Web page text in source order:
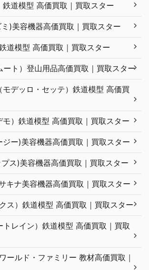
鉄道模型 高価買取｜買取スター
)美容機器高価買取｜買取スター
道模型 高価買取｜買取スター
ト）登山用品高価買取｜買取スター
デッロ・セッテ）鉄道模型 高価買
モ）鉄道模型 高価買取｜買取スター
ー)美容機器高価買取｜買取スター
ス)美容機器高価買取｜買取スター
キナ美容機器高価買取｜買取スター
ス）鉄道模型 高価買取｜買取スター
トレイン）鉄道模型 高価買取｜買取
ールド・ファミリー 教材高価買取｜